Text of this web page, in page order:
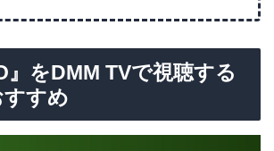
』をDMM TVで視聴する
すめ